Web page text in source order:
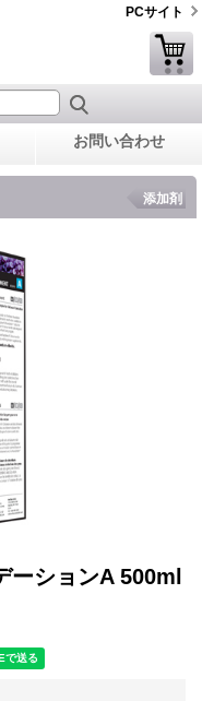
PCサイト
お問い合わせ
添加剤
ーションA 500ml